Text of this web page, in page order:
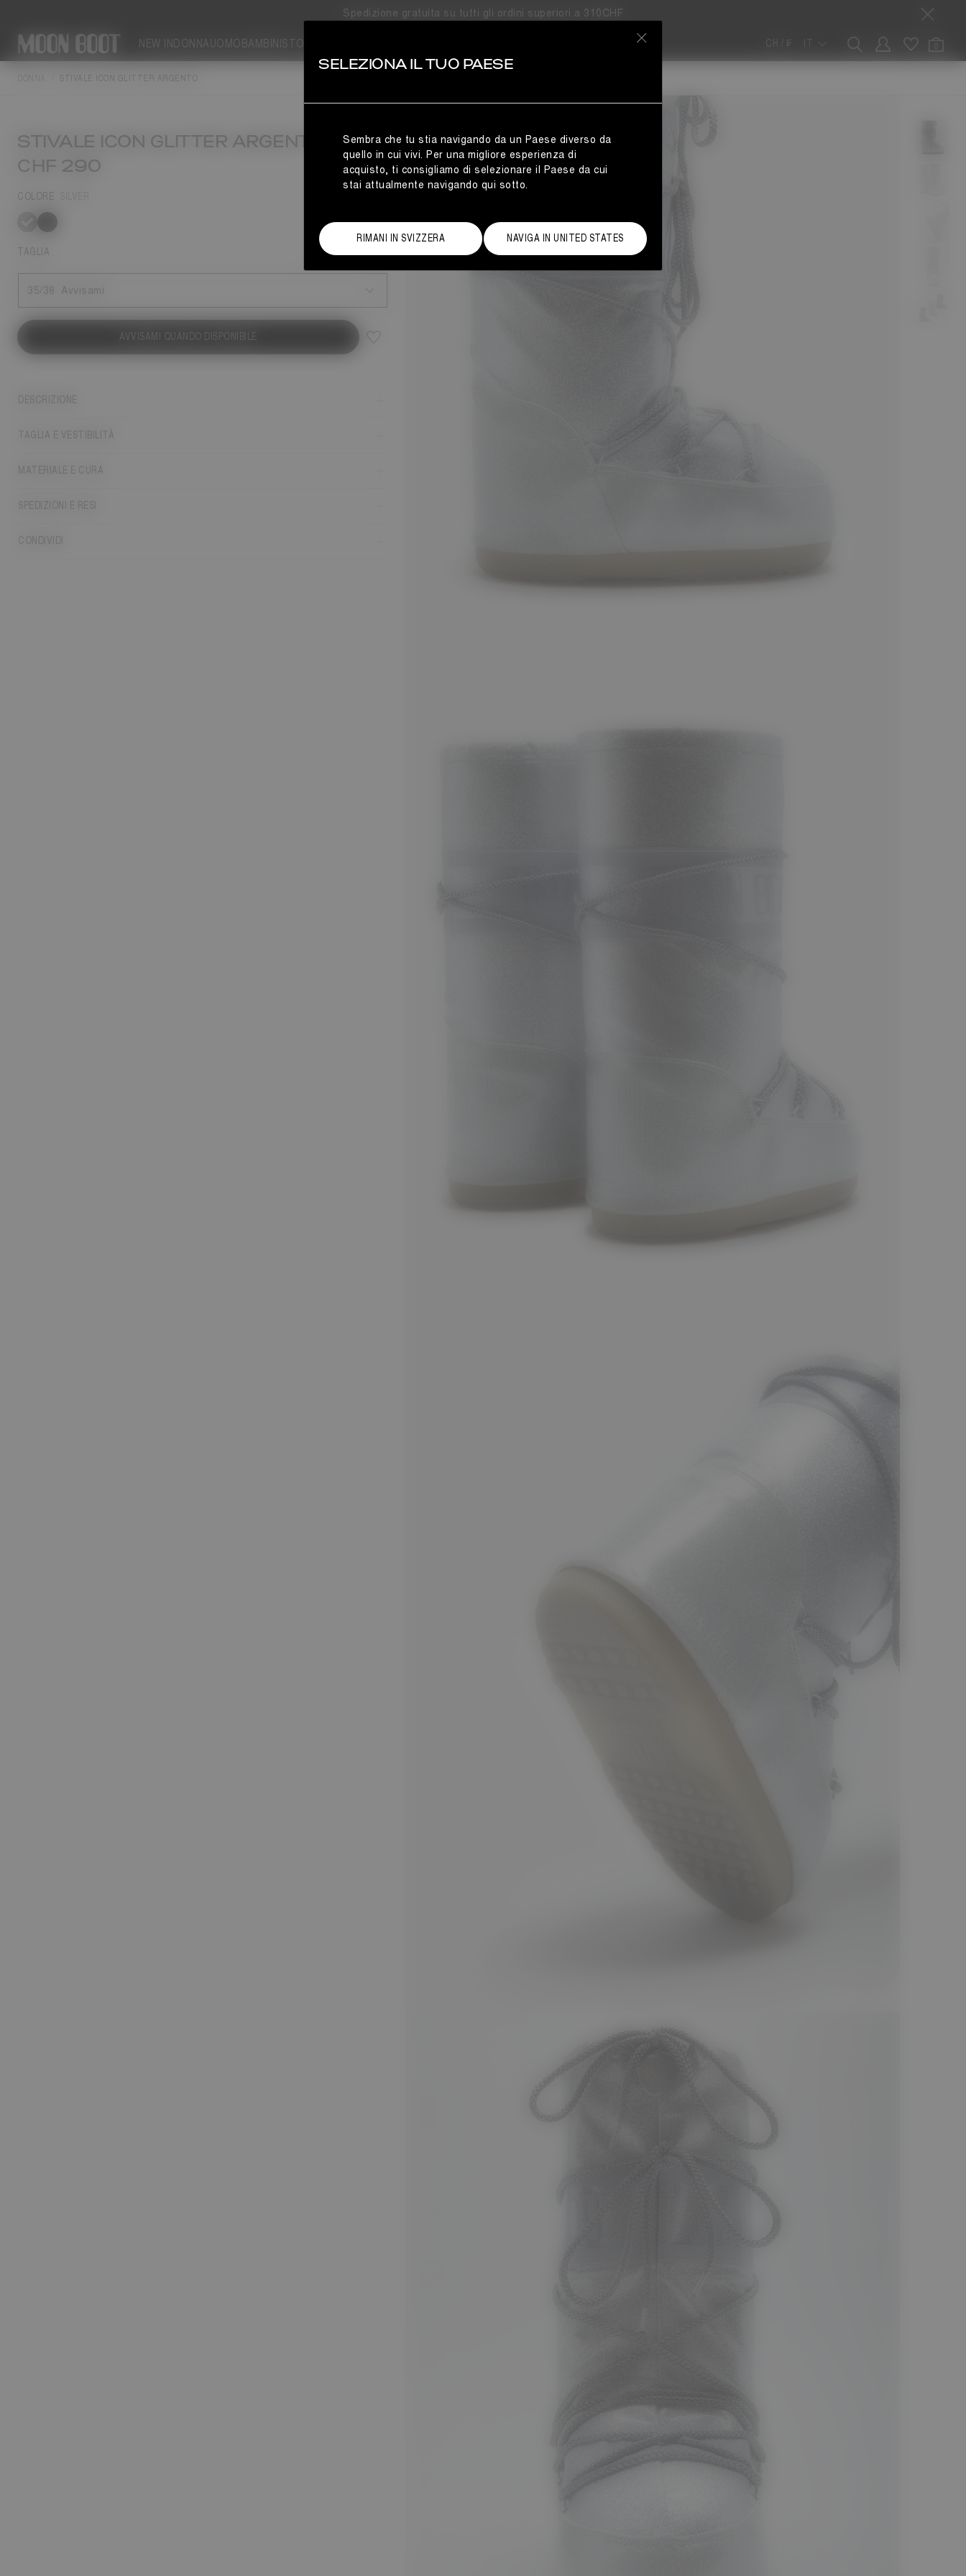
Spedizione gratuita su tutti gli ordini superiori a 310CHF
NEW INDONNAUOMOBAMBINISTORIE CH / ₣ 0
STIVALE ICON GLITTER ARGENTO
STIVALE ICON GLITTER ARGENTO
CHF 290
COLORE
selezionato
TAGLIA Guida alle taglie
35/38 Avvisami
AVVISAMI QUANDO DISPONIBILE
DESCRIZIONE
TAGLIA E VESTIBILITÀ
MATERIALE E CURA
SPEDIZIONI E RESI
CONDIVIDI
SELEZIONA IL TUO PAESE
Sembra che tu stia navigando da un Paese diverso da
quello in cui vivi. Per una migliore esperienza di
acquisto, ti consigliamo di selezionare il Paese da cui
stai attualmente navigando qui sotto.
RIMANI IN SVIZZERA NAVIGA IN UNITED STATES